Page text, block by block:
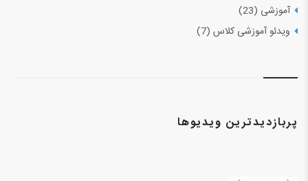
آموزشی (23)
ویدئو آموزشی کلاس (7)
پربازدیدترین ویدیوها